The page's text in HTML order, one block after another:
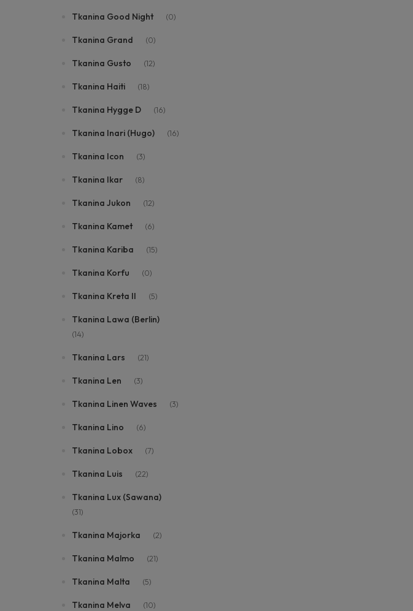
Tkanina Good Night (0)
Tkanina Grand (0)
Tkanina Gusto (12)
Tkanina Haiti (18)
Tkanina Hygge D (16)
Tkanina Inari (Hugo) (16)
Tkanina Icon (3)
Tkanina Ikar (8)
Tkanina Jukon (12)
Tkanina Kamet (6)
Tkanina Kariba (15)
Tkanina Korfu (0)
Tkanina Kreta II (5)
Tkanina Lawa (Berlin)
(14)
Tkanina Lars (21)
Tkanina Len (3)
Tkanina Linen Waves (3)
Tkanina Lino (6)
Tkanina Lobox (7)
Tkanina Luis (22)
Tkanina Lux (Sawana)
(31)
Tkanina Majorka (2)
Tkanina Malmo (21)
Tkanina Malta (5)
Tkanina Melva (10)